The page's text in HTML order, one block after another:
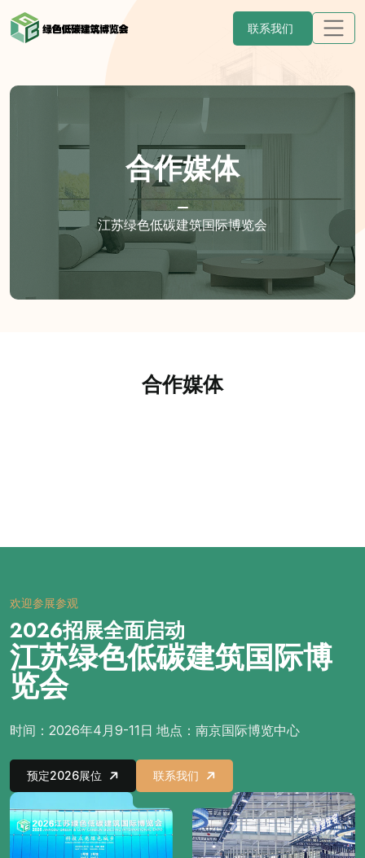
联系我们
合作媒体
江苏绿色低碳建筑国际博览会
合作媒体
欢迎参展参观
2026招展全面启动
江苏绿色低碳建筑国际博
览会
时间：2026年4月9-11日 地点：南京国际博览中心
预定2026展位 联系我们